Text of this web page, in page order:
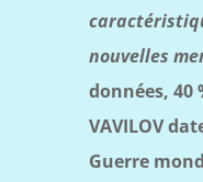
nouvelles
données, 40
VAVILOV
Guerre